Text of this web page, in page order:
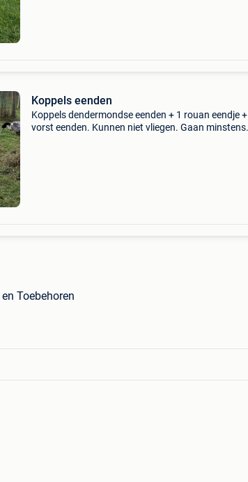
Koppels eenden
Koppels dendermondse eenden + 1 rouan eendje +
vorst eenden. Kunnen niet vliegen. Gaan minstens
Toebehoren